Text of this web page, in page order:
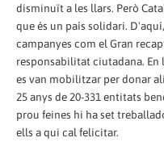
disminuït a les llars. Però
que és un país solidari.
campanyes com el Gran
responsabilitat ciutadana. En
es van mobilitzar per donar
25 anys de 20-331 entitats
prou feines hi ha set
ells a qui cal felicitar.